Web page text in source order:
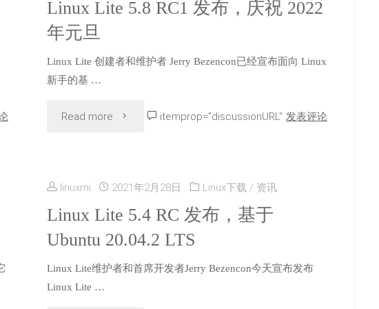
Linux Lite 5.8 RC1 发布，庆祝 2022
年元旦
Linux Lite 创建者和维护者 Jerry Bezencon已经宣布面向 Linux
新手的基 …
Read more "Linux
RC1
发
布，
itemprop="discussionURL" 发表评论
linuxmi 2021年2月28日 Linux下载 / 资讯
Linux Lite 5.4 RC 发布，基于
Ubuntu 20.04.2 LTS
Linux Lite维护者和首席开发者Jerry Bezencon今天宣布发布
Linux Lite …